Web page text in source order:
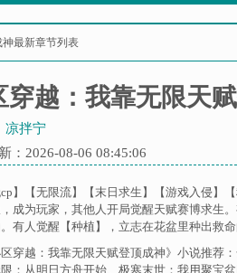
最新章节列表
穿越：我靠无限天
凉拌宁
：2026-08-06 08:45:06
cp】【无限流】【末日求生】【游戏入侵】
成为玩家，其他人开局觉醒天赋赛博求生
有人觉醒【种植】，立志在花盆里种出救
区穿越：我靠无限天赋登顶成神》小说推荐：
：从明日方舟开始、 极寒末世：我用聚宝